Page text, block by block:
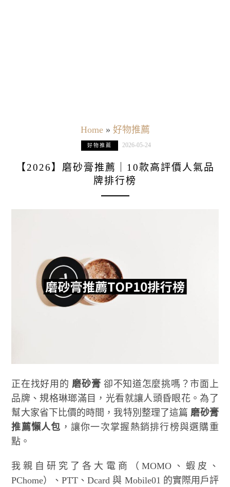
Home» 好物推薦
好物推薦 2026-05-24
【2026】磨砂膏推薦｜10款高評價人氣品
牌排行榜
正在找好用的 磨砂膏 卻不知道怎麼挑嗎？市面上
品牌、規格琳瑯滿目，光看就讓人頭昏眼花。為了
幫大家省下比價的時間，我特別整理了這篇 磨砂膏
推薦懶人包 ，讓你一次掌握熱銷排行榜與選購重
點。
我親自研究了各大電商（MOMO、蝦皮、
PChome）、PTT、Dcard 與 Mobile01 的實際用戶評